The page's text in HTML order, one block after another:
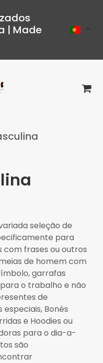
| Made
seleção de
para
com frases ou outros
de homem com
garrafas
o trabalho e não
de
Bonés
e Hoodies ou
para o dia-a-
são